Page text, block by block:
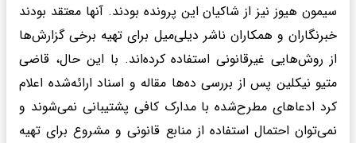
سیمون هیوز نیز از شاکیان این پرونده بودند. آنها معتقد بودند
خبرنگاران و همکاران ناشر دیلی‌میل برای تهیه برخی گزارش‌ها
از روش‌هایی غیرقانونی استفاده کرده‌اند. با این حال، قاضی
متیو نیکلین پس از بررسی ده‌ها مقاله و اسناد ارائه‌شده اعلام
کرد ادعاهای مطرح‌شده با مدارک کافی پشتیبانی نمی‌شوند و
نمی‌توان احتمال استفاده از منابع قانونی و مشروع برای تهیه